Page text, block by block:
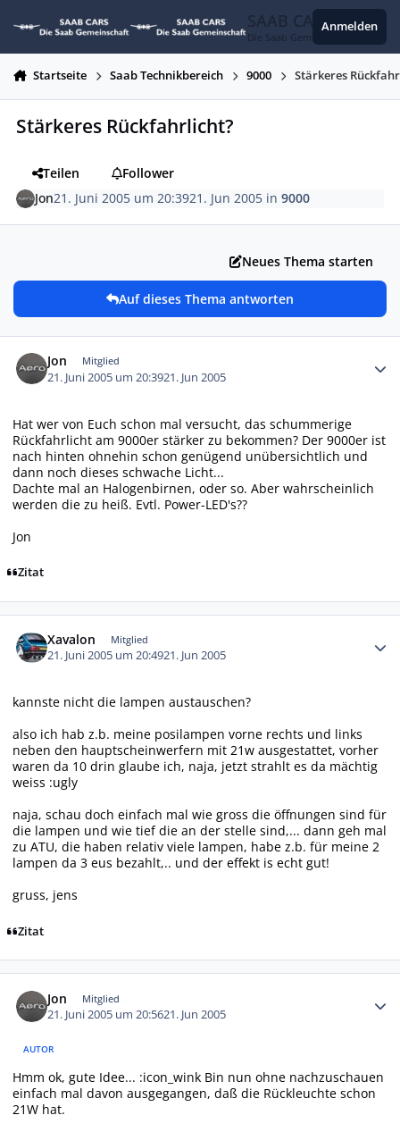
SAAB CARS
Die Saab Gemeinschaft
Anmelden
Startseite Saab Technikbereich 9000 Stärkeres
Stärkeres Rückfahrlicht?
Teilen
Follower
Jon21. Juni 2005 um 20:3921. Jun 2005 in9000
Neues Thema starten
Auf dieses Thema antworten
Jon Mitglied
21. Juni 2005 um 20:3921. Jun 2005
Hat wer von Euch schon mal versucht, das schummerige
Rückfahrlicht am 9000er stärker zu bekommen? Der 9000er ist
nach hinten ohnehin schon genügend unübersichtlich und
dann noch dieses schwache Licht...
Dachte mal an Halogenbirnen, oder so. Aber wahrscheinlich
werden die zu heiß. Evtl. Power-LED's??
Jon
Zitat
Xavalon Mitglied
21. Juni 2005 um 20:4921. Jun 2005
kannste nicht die lampen austauschen?
also ich hab z.b. meine posilampen vorne rechts und links
neben den hauptscheinwerfern mit 21w ausgestattet, vorher
waren da 10 drin glaube ich, naja, jetzt strahlt es da mächtig
weiss :ugly
naja, schau doch einfach mal wie gross die öffnungen sind für
die lampen und wie tief die an der stelle sind,... dann geh mal
zu ATU, die haben relativ viele lampen, habe z.b. für meine 2
lampen da 3 eus bezahlt,.. und der effekt is echt gut!
gruss, jens
Zitat
Jon Mitglied
21. Juni 2005 um 20:5621. Jun 2005
AUTOR
Hmm ok, gute Idee... :icon_wink Bin nun ohne nachzuschauen
einfach mal davon ausgegangen, daß die Rückleuchte schon
21W hat.